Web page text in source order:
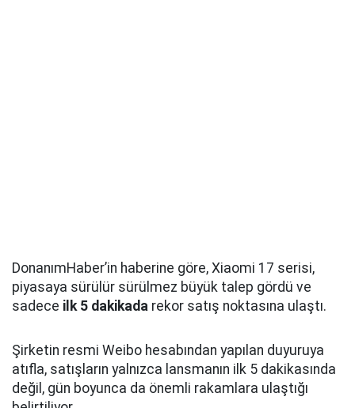
DonanımHaber’in haberine göre, Xiaomi 17 serisi,
piyasaya sürülür sürülmez büyük talep gördü ve
sadece ilk 5 dakikada rekor satış noktasına ulaştı.
Şirketin resmi Weibo hesabından yapılan duyuruya
atıfla, satışların yalnızca lansmanın ilk 5 dakikasında
değil, gün boyunca da önemli rakamlara ulaştığı